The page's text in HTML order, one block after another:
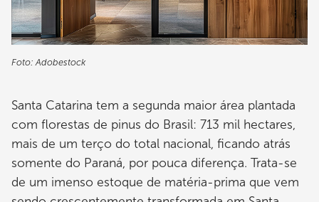
Foto: Adobestock
Santa Catarina tem a segunda maior área plantada
com florestas de pinus do Brasil: 713 mil hectares,
mais de um terço do total nacional, ficando atrás
somente do Paraná, por pouca diferença. Trata-se
de um imenso estoque de matéria-prima que vem